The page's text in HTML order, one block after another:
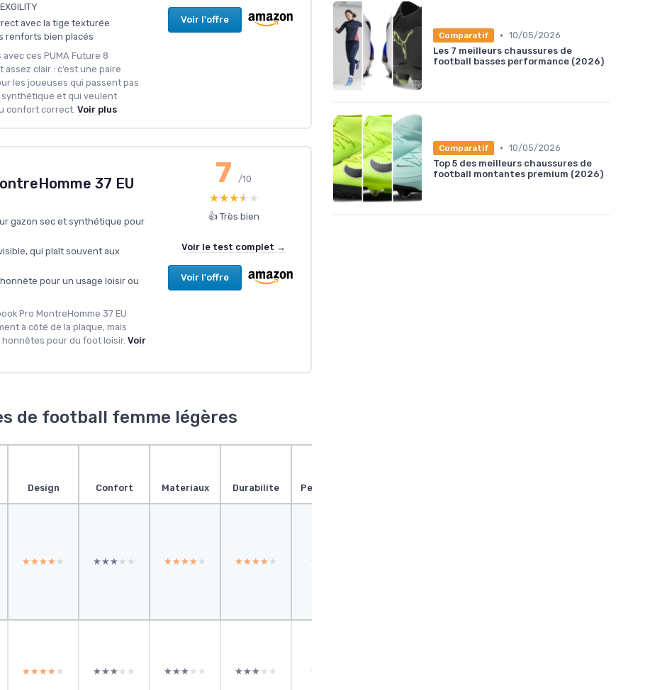
avec la tige texturée
renforts bien placés
ces PUMA Future 8
assez clair : c’est une paire
les joueuses qui passent pas
et qui veulent
confort correct. Voir plus
Voir l'offre
37 EU
gazon sec et synthétique pour
qui plaît souvent aux
pour un usage loisir ou
Pro MontreHomme 37 EU
à côté de la plaque, mais
pour du foot loisir. Voir
7/10
★★★★★
★★★★★
👍 Très bien
Voir le test complet →
Voir l'offre
de football femme légères
Design Confort Materiaux Durabilite Performance
★★★★★
★★★★★ ★★★★★
★★★★★ ★★★★★
★★★★★ ★★★★★
★★★★★ ★★★★★
★★★★★
★★★★★
★★★★★ ★★★★★
★★★★★ ★★★★★
★★★★★ ★★★★★
★★★★★ ★★★★★
★★★★★
Comparatif • 10/05/2026
Les 7 meilleurs chaussures de
football basses performance (2026)
Comparatif • 10/05/2026
Top 5 des meilleurs chaussures de
football montantes premium (2026)